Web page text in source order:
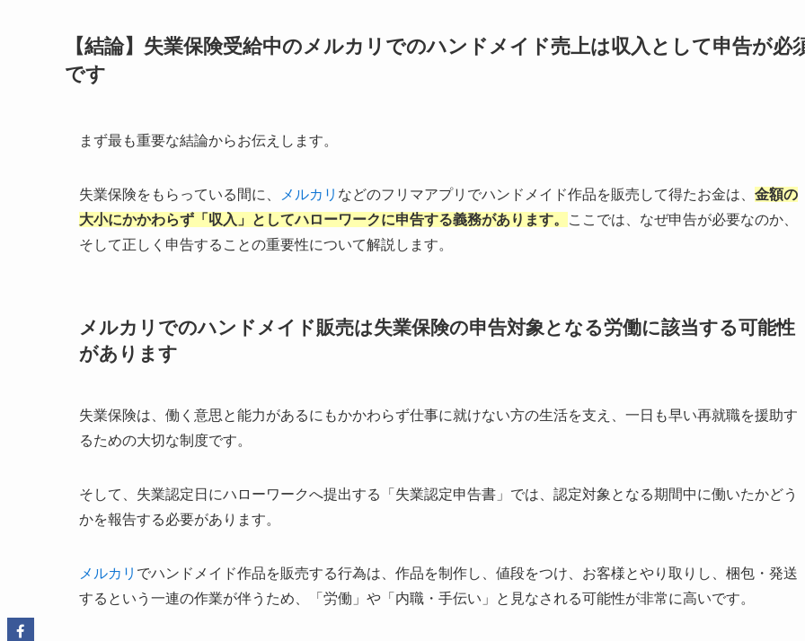
【結論】失業保険受給中のメルカリでのハンドメイド売上は収入として申告が必
です
まず最も重要な結論からお伝えします。
失業保険をもらっている間に、 メルカリ などのフリマアプリでハンドメイド作品を販売して得たお金は、 金額の
大小にかかわらず「収入」としてハローワークに申告する義務があります。
ここでは、なぜ申告が必要なのか、
そして正しく申告することの重要性について解説します。
メルカリでのハンドメイド販売は失業保険の申告対象となる労働に該当する可能性
があります
失業保険は、働く意思と能力があるにもかかわらず仕事に就けない方の生活を支え、一日も早い再就職を援助す
るための大切な制度です。
そして、失業認定日にハローワークへ提出する「失業認定申告書」では、認定対象となる期間中に働いたかどう
かを報告する必要があります。
メルカリ でハンドメイド作品を販売する行為は、作品を制作し、値段をつけ、お客様とやり取りし、梱包・発送
するという一連の作業が伴うため、「労働」や「内職・手伝い」と見なされる可能性が非常に高いです。